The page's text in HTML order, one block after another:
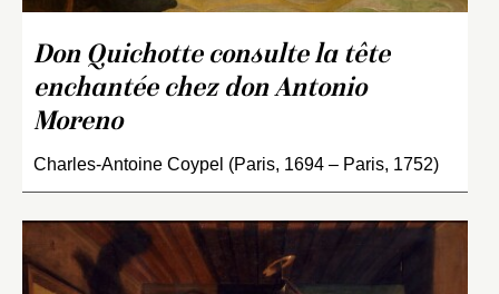
Don Quichotte consulte la tête
enchantée chez don Antonio
Moreno
Charles-Antoine Coypel (Paris, 1694 – Paris, 1752)